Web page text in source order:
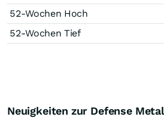
52-Wochen Hoch
52-Wochen Tief
Neuigkeiten zur Defense